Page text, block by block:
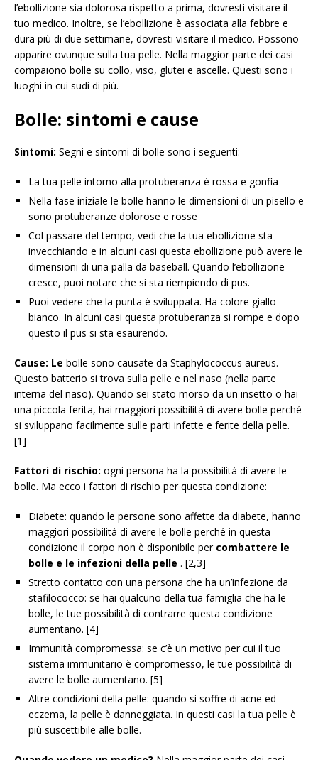
l’ebollizione sia dolorosa rispetto a prima, dovresti visitare il
tuo medico. Inoltre, se l’ebollizione è associata alla febbre e
dura più di due settimane, dovresti visitare il medico. Possono
apparire ovunque sulla tua pelle. Nella maggior parte dei casi
compaiono bolle su collo, viso, glutei e ascelle. Questi sono i
luoghi in cui sudi di più.
Bolle: sintomi e cause
Sintomi: Segni e sintomi di bolle sono i seguenti:
La tua pelle intorno alla protuberanza è rossa e gonfia
Nella fase iniziale le bolle hanno le dimensioni di un pisello e
sono protuberanze dolorose e rosse
Col passare del tempo, vedi che la tua ebollizione sta
invecchiando e in alcuni casi questa ebollizione può avere le
dimensioni di una palla da baseball. Quando l’ebollizione
cresce, puoi notare che si sta riempiendo di pus.
Puoi vedere che la punta è sviluppata. Ha colore giallo-
bianco. In alcuni casi questa protuberanza si rompe e dopo
questo il pus si sta esaurendo.
Cause: Le bolle sono causate da Staphylococcus aureus.
Questo batterio si trova sulla pelle e nel naso (nella parte
interna del naso). Quando sei stato morso da un insetto o hai
una piccola ferita, hai maggiori possibilità di avere bolle perché
si sviluppano facilmente sulle parti infette e ferite della pelle.
[1]
Fattori di rischio: ogni persona ha la possibilità di avere le
bolle. Ma ecco i fattori di rischio per questa condizione:
Diabete: quando le persone sono affette da diabete, hanno
maggiori possibilità di avere le bolle perché in questa
condizione il corpo non è disponibile per combattere le
bolle e le infezioni della pelle . [2,3]
Stretto contatto con una persona che ha un’infezione da
stafilococco: se hai qualcuno della tua famiglia che ha le
bolle, le tue possibilità di contrarre questa condizione
aumentano. [4]
Immunità compromessa: se c’è un motivo per cui il tuo
sistema immunitario è compromesso, le tue possibilità di
avere le bolle aumentano. [5]
Altre condizioni della pelle: quando si soffre di acne ed
eczema, la pelle è danneggiata. In questi casi la tua pelle è
più suscettibile alle bolle.